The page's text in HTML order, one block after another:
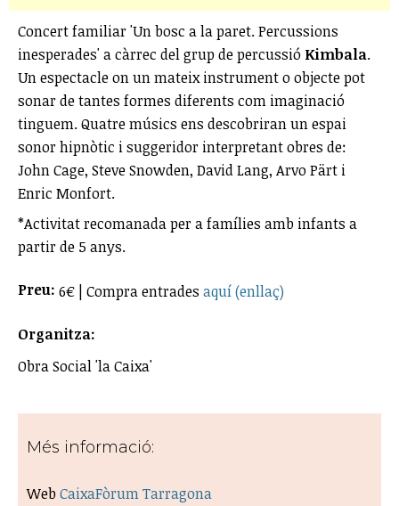
Concert familiar 'Un bosc a la paret. Percussions
inesperades' a càrrec del grup de percussió Kimbala.
Un espectacle on un mateix instrument o objecte pot
sonar de tantes formes diferents com imaginació
tinguem. Quatre músics ens descobriran un espai
sonor hipnòtic i suggeridor interpretant obres de:
John Cage, Steve Snowden, David Lang, Arvo Pärt i
Enric Monfort.
*Activitat recomanada per a famílies amb infants a
partir de 5 anys.
Preu: 6€ | Compra entrades aquí (enllaç)
Organitza:
Obra Social 'la Caixa'
Més informació:
WebCaixaFòrum Tarragona